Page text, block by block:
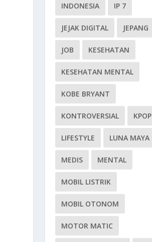
INDONESIA IP 7
JEJAK DIGITAL JEPANG
JOB KESEHATAN
KESEHATAN MENTAL
KOBE BRYANT
KONTROVERSIAL KPOP
LIFESTYLE LUNA MAYA
MEDIS MENTAL
MOBIL LISTRIK
MOBIL OTONOM
MOTOR MATIC